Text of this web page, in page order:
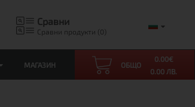
Сравни
Сравни продукти (0)
МАГАЗИН ОБЩО
0.00€
0.00 ЛВ.